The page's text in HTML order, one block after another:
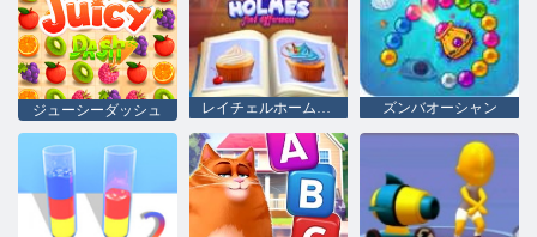
ジューシーダッシュ レイチェルホームズ：違いを見つける ズンバオーシャン